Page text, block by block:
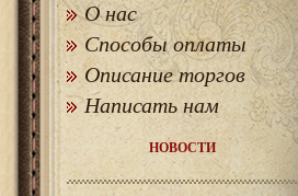
О нас
Способы оплаты
Описание торгов
Написать нам
НОВОСТИ